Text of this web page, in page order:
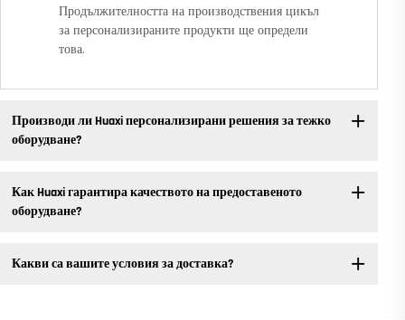
Продължителността на производствения цикъл
за персонализираните продукти ще определи
това.
Производи ли Huaxi персонализирани решения за тежко
оборудване?
Как Huaxi гарантира качеството на предоставеното
оборудване?
Какви са вашите условия за доставка?